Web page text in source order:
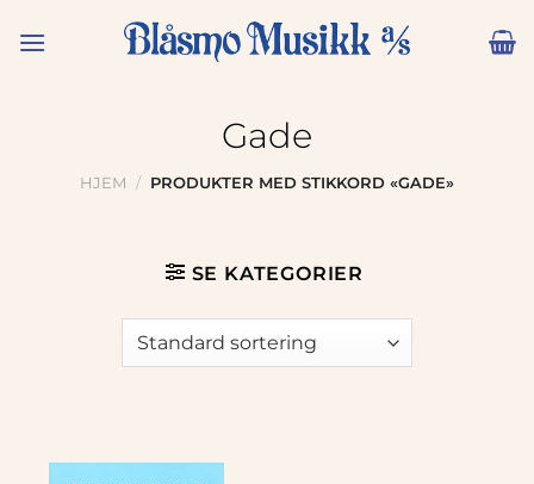
Gade
HJEM / PRODUKTER MED STIKKORD «GADE»
SE KATEGORIER